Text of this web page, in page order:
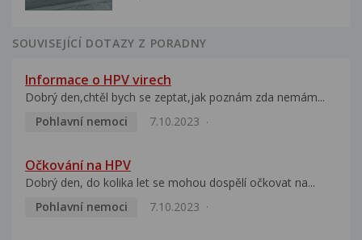
SOUVISEJÍCÍ DOTAZY Z PORADNY
Informace o HPV virech
Dobrý den,chtěl bych se zeptat,jak poznám zda nemám...
Pohlavní nemoci
7.10.2023
Očkování na HPV
Dobrý den, do kolika let se mohou dospělí očkovat na...
Pohlavní nemoci
7.10.2023